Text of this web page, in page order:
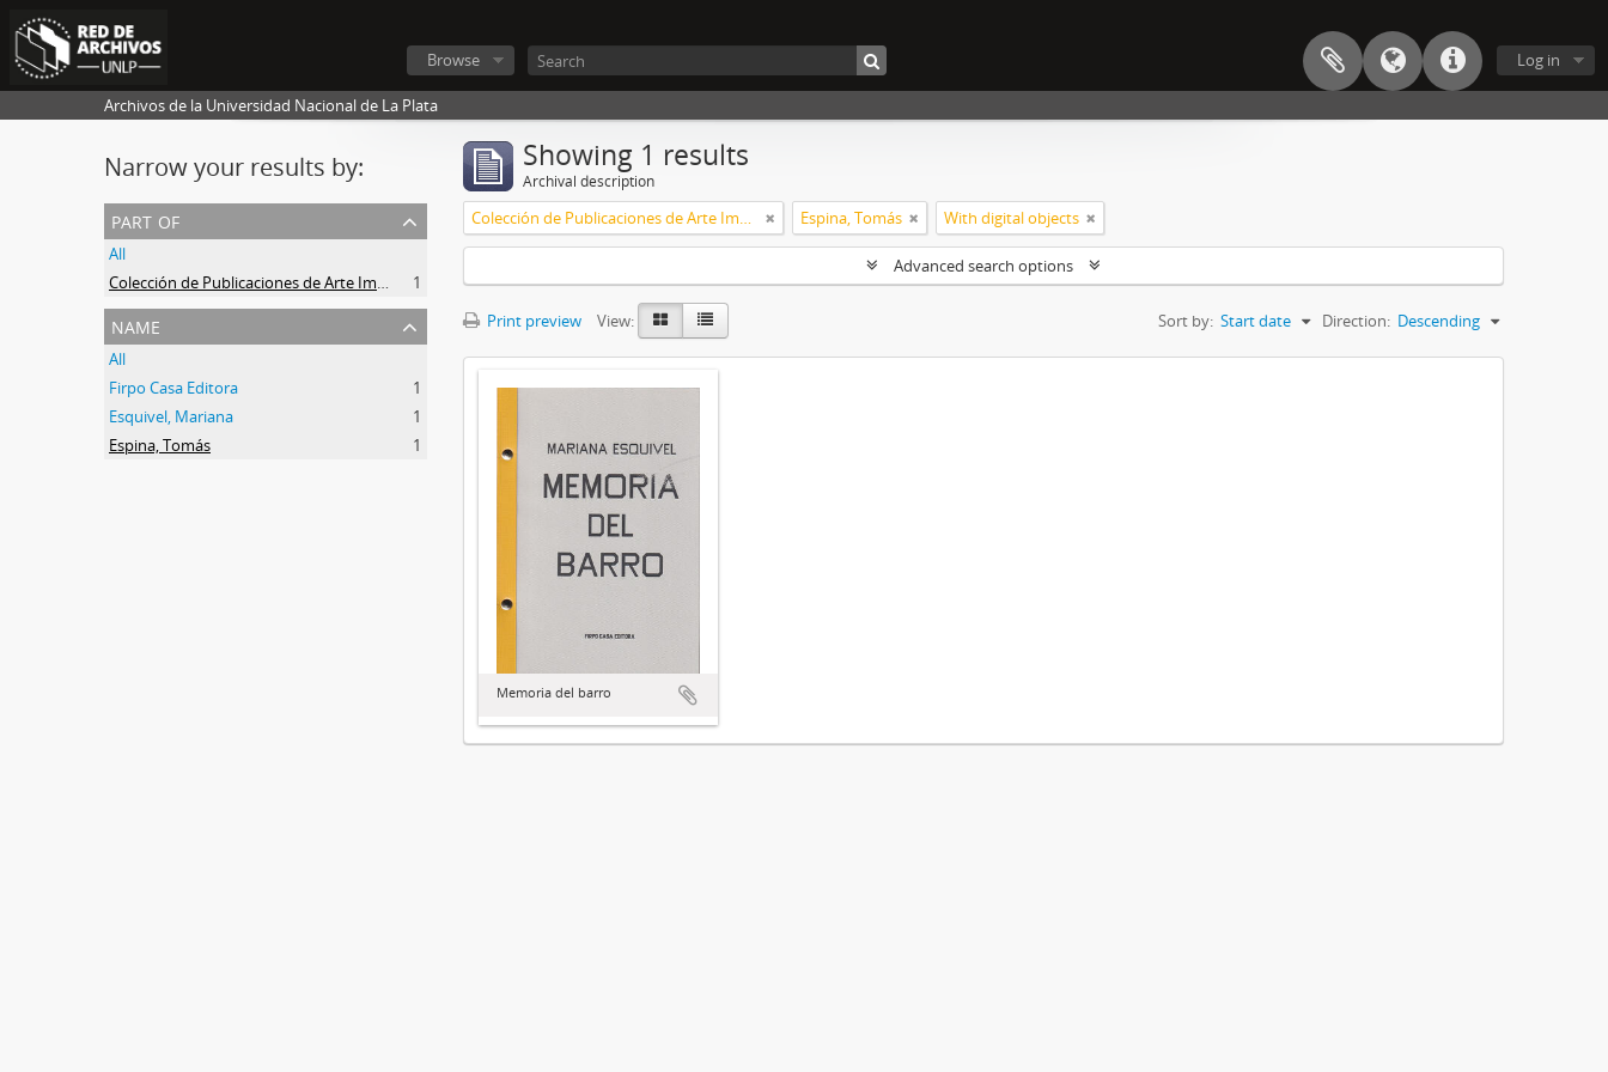
Log in
Browse
Archivos de la Universidad Nacional de La Plata
Narrow your results by:
part of
All
Colección de Publicaciones de Arte Impreso
1
name
All
Firpo Casa Editora
1
Esquivel, Mariana
1
Espina, Tomás
1
Showing 1 results
Archival description
Colección de Publicaciones de Arte Impreso Espina, Tomás With digital objects
Advanced search options
Print preview View: Sort by: Start date Direction: Descending
Memoria del barro